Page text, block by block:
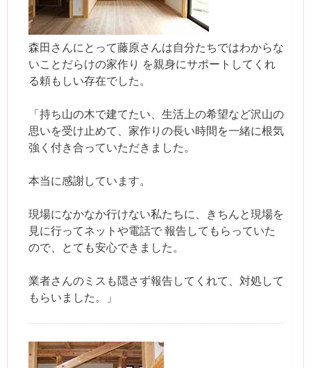
森田さんにとって藤原さんは自分たちではわからな
いことだらけの家作り を親身にサポートしてくれ
る頼もしい存在でした。
「持ち山の木で建てたい、生活上の希望など沢山の
思いを受け止めて、家作りの長い時間を一緒に根気
強く付き合っていただきました。
本当に感謝しています。
現場になかなか行けない私たちに、きちんと現場を
見に行ってネットや電話で 報告してもらっていた
ので、とても安心できました。
業者さんのミスも隠さず報告してくれて、対処して
もらいました。」